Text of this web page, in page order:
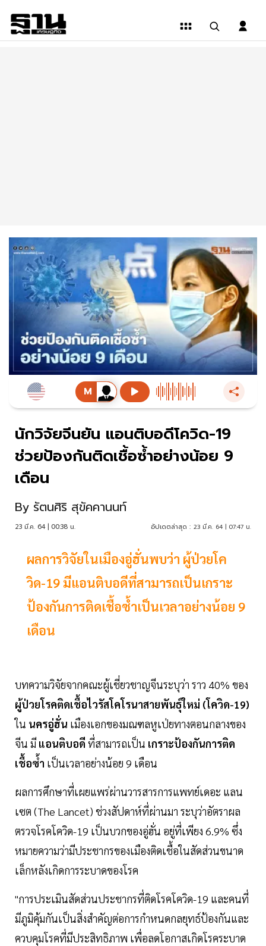
นักวิจัยจีนยัน แอนติบอดีโควิด-19
ช่วยป้องกันติดเชื้อซ้ำอย่างน้อย 9
เดือน
By รัตนศิริ สุขัคคานนท์
23 มี.ค. 64 | 00:38 น. อัปเดตล่าสุด : 23 มี.ค. 64 | 07:47 น.
ผลการวิจัยในเมืองอู่ฮั่นพบว่า ผู้ป่วยโค
วิด-19 มีแอนติบอดีที่สามารถเป็นเกราะ
ป้องกันการติดเชื้อซ้ำเป็นเวลาอย่างน้อย 9
เดือน
บทความวิจัยจากคณะผู้เชี่ยวชาญจีนระบุว่า ราว 40% ของ
ผู้ป่วยโรคติดเชื้อไวรัสโคโรนาสายพันธุ์ใหม่ (โควิด-19)
ใน นครอู่ฮั่น เมืองเอกของมณฑลหูเป่ยทางตอนกลางของ
จีน มี แอนติบอดี ที่สามารถเป็น เกราะป้องกันการติด
เชื้อซ้ำ เป็นเวลาอย่างน้อย 9 เดือน
ผลการศึกษาที่เผยแพร่ผ่านวารสารการแพทย์เดอะ แลน
เซต (The Lancet) ช่วงสัปดาห์ที่ผ่านมา ระบุว่าอัตราผล
ตรวจโรคโควิด-19 เป็นบวกของอู่ฮั่น อยู่ที่เพียง 6.9% ซึ่ง
หมายความว่ามีประชากรของเมืองติดเชื้อในสัดส่วนขนาด
เล็กหลังเกิดการระบาดของโรค
"การประเมินสัดส่วนประชากรที่ติดโรคโควิด-19 และคนที่
มีภูมิคุ้มกันเป็นสิ่งสำคัญต่อการกำหนดกลยุทธ์ป้องกันและ
ควบคุมโรคที่มีประสิทธิภาพ เพื่อลดโอกาสเกิดโรคระบาด